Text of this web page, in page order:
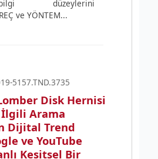
düzeylerini
ve YÖNTEM...
5157.TND.3735
Disk Hernisi
Arama
Dijital Trend
ve YouTube
Kesitsel Bir